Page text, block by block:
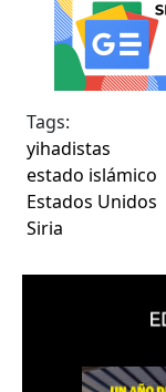
Tags:
yihadistas
estado islámico
Estados Unidos
Siria